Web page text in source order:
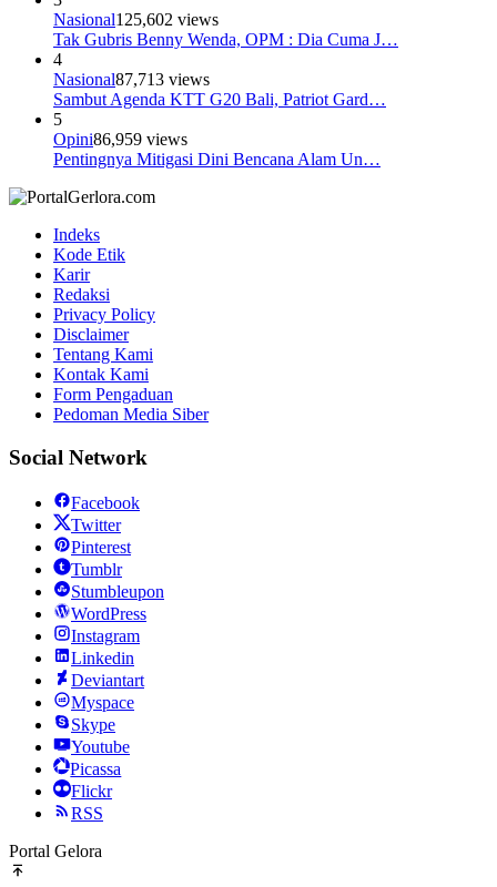
Nasional125,602 views
Tak Gubris Benny Wenda, OPM : Dia Cuma J…
4
Nasional87,713 views
Sambut Agenda KTT G20 Bali, Patriot Gard…
5
Opini86,959 views
Pentingnya Mitigasi Dini Bencana Alam Un…
Indeks
Kode Etik
Karir
Redaksi
Privacy Policy
Disclaimer
Tentang Kami
Kontak Kami
Form Pengaduan
Pedoman Media Siber
Social Network
Facebook
Twitter
Pinterest
Tumblr
Stumbleupon
WordPress
Instagram
Linkedin
Deviantart
Myspace
Skype
Youtube
Picassa
Flickr
RSS
Portal Gelora